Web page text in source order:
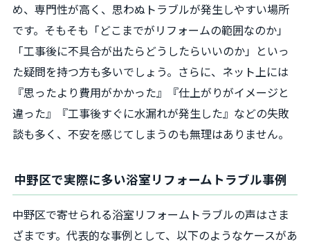
め、専門性が高く、思わぬトラブルが発生しやすい場所
です。そもそも「どこまでがリフォームの範囲なのか」
「工事後に不具合が出たらどうしたらいいのか」といっ
た疑問を持つ方も多いでしょう。さらに、ネット上には
『思ったより費用がかかった』『仕上がりがイメージと
違った』『工事後すぐに水漏れが発生した』などの失敗
談も多く、不安を感じてしまうのも無理はありません。
中野区で実際に多い浴室リフォームトラブル事例
中野区で寄せられる浴室リフォームトラブルの声はさま
ざまです。代表的な事例として、以下のようなケースがあ